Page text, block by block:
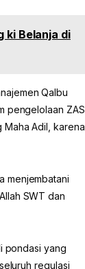
ki Belanja di
Qalbu
pengelolaan ZAS
Adil, karena
menjembatani
SWT dan
pondasi yang
regulasi